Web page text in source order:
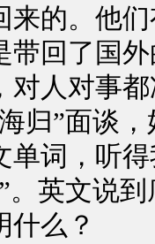
来的。他
带回了国
对人对事
”面谈，
单词，听
。英文说
什么？